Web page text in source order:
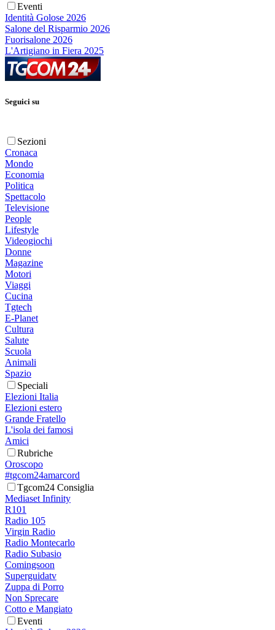
Eventi
Identità Golose 2026
Salone del Risparmio 2026
Fuorisalone 2026
L'Artigiano in Fiera 2025
Seguici su
Sezioni
Cronaca
Mondo
Economia
Politica
Spettacolo
Televisione
People
Lifestyle
Videogiochi
Donne
Magazine
Motori
Viaggi
Cucina
Tgtech
E-Planet
Cultura
Salute
Scuola
Animali
Spazio
Speciali
Elezioni Italia
Elezioni estero
Grande Fratello
L'isola dei famosi
Amici
Rubriche
Oroscopo
#tgcom24amarcord
Tgcom24 Consiglia
Mediaset Infinity
R101
Radio 105
Virgin Radio
Radio Montecarlo
Radio Subasio
Comingsoon
Superguidatv
Zuppa di Porro
Non Sprecare
Cotto e Mangiato
Eventi